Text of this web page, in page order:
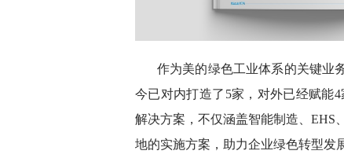
作为美的绿色工业体系的关键业
今已对内打造了5家，对外已经赋能
解决方案，不仅涵盖智能制造、EHS
地的实施方案，助力企业绿色转型发